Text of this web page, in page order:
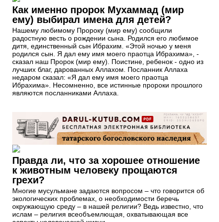
Как именно пророк Мухаммад (мир
ему) выбирал имена для детей?
Нашему любимому Пророку (мир ему) сообщили
радостную весть о рождении сына. Родился его любимое
дитя, единственный сын Ибрахим. «Этой ночью у меня
родился сын. Я дал ему имя моего праотца Ибрахима», -
сказал наш Пророк (мир ему). Поистине, ребенок - одно из
лучших благ, дарованных Аллахом. Посланник Аллаха
недаром сказал: «Я дал ему имя моего праотца
Ибрахима». Несомненно, все истинные пророки прошлого
являются посланниками Аллаха.
Правда ли, что за хорошее отношение
к животным человеку прощаются
грехи?
Многие мусульмане задаются вопросом – что говорится об
экологических проблемах, о необходимости беречь
окружающую среду – в нашей религии? Ведь известно, что
ислам – религия всеобъемлющая, охватывающая все